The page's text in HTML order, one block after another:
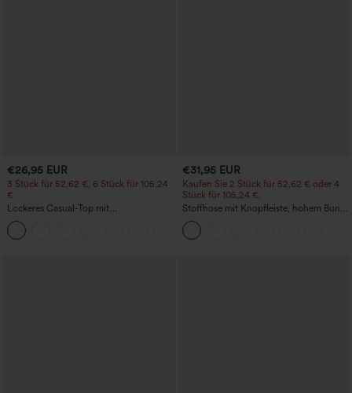
€26,95 EUR
3 Stück für 52,62 €, 6 Stück für 105,24
€
Lockeres Casual-Top mit
Rundhalsausschnitt und
Fledermausärmeln
€31,95 EUR
Kaufen Sie 2 Stück für 52,62 € oder 4
Stück für 105,24 €.
Stoffhose mit Knopfleiste, hohem Bund,
mehreren Taschen und geradem Bein